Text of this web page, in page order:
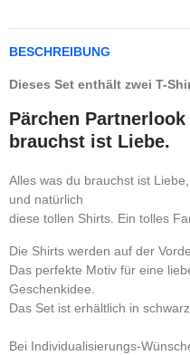
BESCHREIBUNG
Dieses Set enthält zwei T-
Pärchen
brauchst ist Liebe.
Alles was du brauchst ist
und natürlich
diese tollen Shirts. Ein tolles
Die Shirts werden auf der
Das perfekte Motiv für eine
Geschenkidee.
Das Set ist erhältlich in
Bei Individualisierungs-